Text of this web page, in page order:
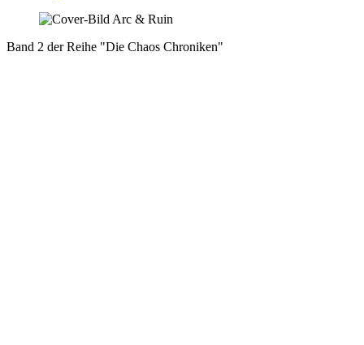
Band 2 der Reihe "Die Chaos Chroniken"